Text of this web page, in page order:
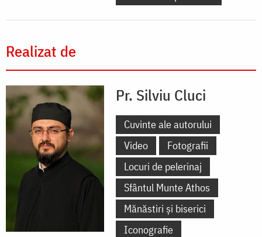
Realizat de
Pr. Silviu Cluci
Cuvinte ale autorului
Video
Fotografii
Locuri de pelerinaj
Sfântul Munte Athos
Mănăstiri și biserici
Iconografie